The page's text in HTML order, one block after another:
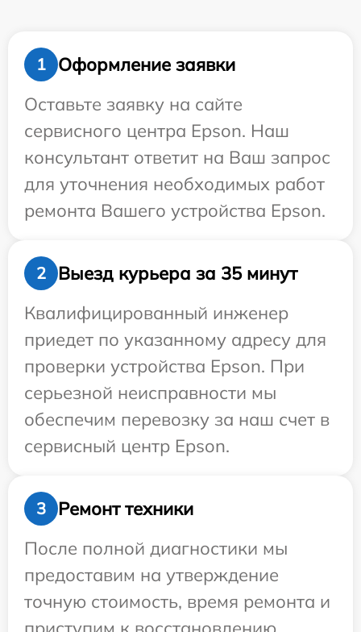
1
Оформление заявки
Оставьте заявку на сайте
сервисного центра Epson. Наш
консультант ответит на Ваш запрос
для уточнения необходимых работ
ремонта Вашего устройства Epson.
2
Выезд курьера за 35 минут
Квалифицированный инженер
приедет по указанному адресу для
проверки устройства Epson. При
серьезной неисправности мы
обеспечим перевозку за наш счет в
сервисный центр Epson.
3
Ремонт техники
После полной диагностики мы
предоставим на утверждение
точную стоимость, время ремонта и